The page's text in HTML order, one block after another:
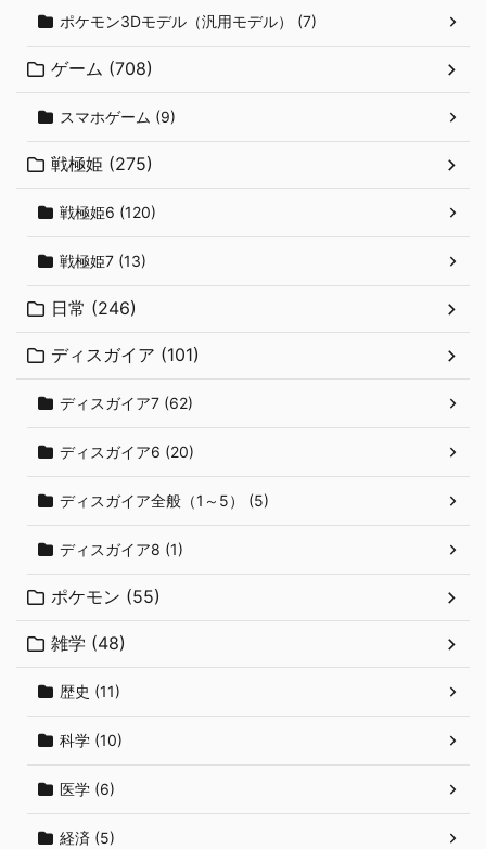
ポケモン3Dモデル（汎用モデル） (7)
ゲーム (708)
スマホゲーム (9)
戦極姫 (275)
戦極姫6 (120)
戦極姫7 (13)
日常 (246)
ディスガイア (101)
ディスガイア7 (62)
ディスガイア6 (20)
ディスガイア全般（1～5） (5)
ディスガイア8 (1)
ポケモン (55)
雑学 (48)
歴史 (11)
科学 (10)
医学 (6)
経済 (5)